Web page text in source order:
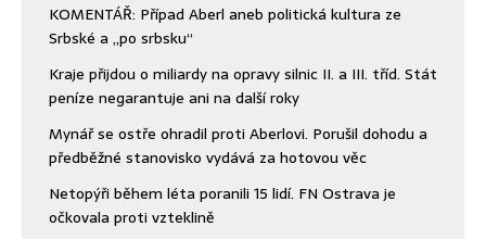
KOMENTÁŘ: Případ Aberl aneb politická kultura ze
Srbské a „po srbsku“
Kraje přijdou o miliardy na opravy silnic II. a III. tříd. Stát
peníze negarantuje ani na další roky
Mynář se ostře ohradil proti Aberlovi. Porušil dohodu a
předběžné stanovisko vydává za hotovou věc
Netopýři během léta poranili 15 lidí. FN Ostrava je
očkovala proti vzteklině